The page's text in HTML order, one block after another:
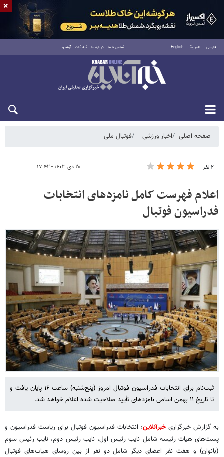
فارسی العربية English تماس با ما درباره ما تبلیغات آرشیو
پنجشنبه ۱۵ مرداد ۱۴۰۵
صفحه اصلی اخبار ورزشی فوتبال ملی
۲ نفر ۲۰ دی ۱۴۰۳ - ۱۷:۴۲
اعلام فهرست کامل نامزدهای انتخابات
فدراسیون فوتبال
ثبت‌نام برای انتخابات فدراسیون فوتبال امروز (پنج‌شنبه) ساعت ۱۶ پایان یافت و
تا تاریخ ۱۱ بهمن اسامی نامزدهای تأیید صلاحیت شده اعلام خواهد شد.
به گزارش خبرگزاریخبرآنلاین؛ انتخابات فدراسیون فوتبال برای ریاست فدراسیون و
پست‌های هیات رئیسه شامل نایب رئیس اول، نایب رئیس دوم، نایب رئیس سوم
(بانوان) و هفت نفر اعضای دیگر شامل دو نفر از بین روسای هیات‌های فوتبال
×